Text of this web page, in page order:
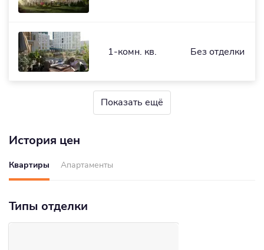
1-комн. кв. Без отделки
Показать ещё
История цен
Квартиры Апартаменты
Типы отделки